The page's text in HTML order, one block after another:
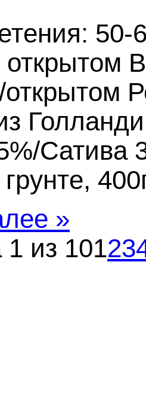
50-
открытом
Сатива
»
из 10123